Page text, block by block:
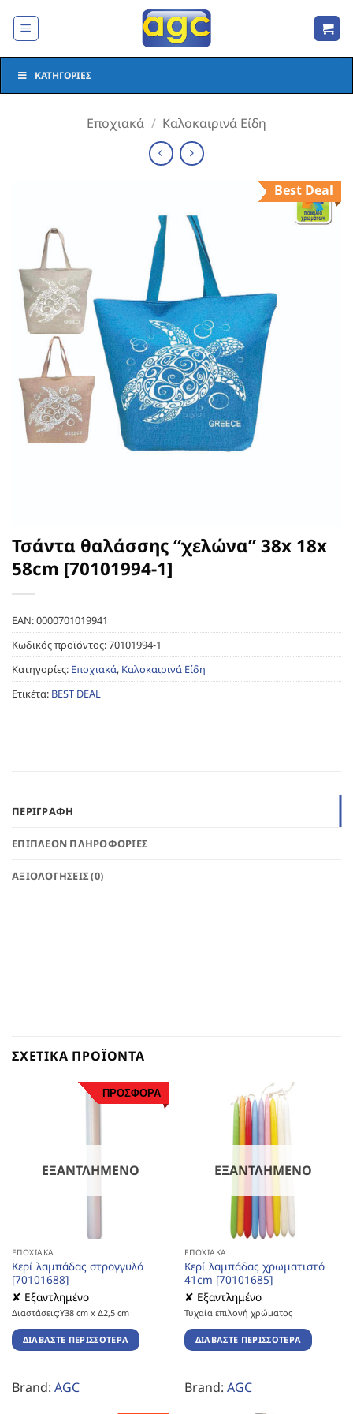
στο
ΚΑΤΗΓΟΡΊΕΣ
Εποχιακά / Καλοκαιρινά Είδη
Best Deal
Τσάντα θαλάσσης “χελώνα” 38x 18x
58cm [70101994-1]
EAN:0000701019941
Κωδικός προϊόντος:70101994-1
Κατηγορίες: Εποχιακά, Καλοκαιρινά Είδη
Ετικέτα: BEST DEAL
ΠΕΡΙΓΡΑΦΉ
ΕΠΙΠΛΈΟΝ ΠΛΗΡΟΦΟΡΊΕΣ
ΑΞΙΟΛΟΓΉΣΕΙΣ (0)
ΣΧΕΤΙΚΆ ΠΡΟΪΌΝΤΑ
ΠΡΟΣΦΟΡΑ
ΕΞΑΝΤΛΗΜΈΝΟ
ΕΠΟΧΙΑΚΆ
Κερί λαμπάδας στρογγυλό
[70101688]
✘ Εξαντλημένο
Διαστάσεις:Υ38 cm x Δ2,5 cm
ΔΙΑΒΆΣΤΕ ΠΕΡΙΣΣΌΤΕΡΑ
Brand: AGC
ΕΞΑΝΤΛΗΜΈΝΟ
ΕΠΟΧΙΑΚΆ
Κερί λαμπάδας χρωματιστό
41cm [70101685]
✘ Εξαντλημένο
Τυχαία επιλογή χρώματος
ΔΙΑΒΆΣΤΕ ΠΕΡΙΣΣΌΤΕΡΑ
Brand: AGC